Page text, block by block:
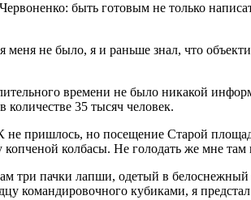
быть готовым не только
меня не было, я и раньше знал, что
времени не было никакой
35 тысяч человек.
не пришлось, но посещение Старой
колбасы. Не голодать же мне
три пачки лапши, одетый в
командировочного кубиками, я